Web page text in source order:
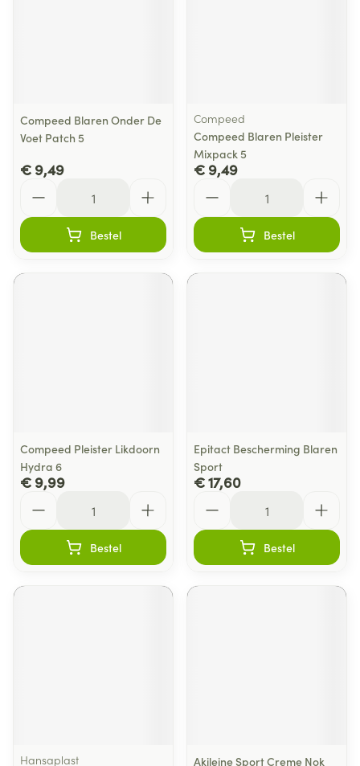
Compeed Blaren Onder De
Voet Patch 5
€ 9,49
Bestel
Compeed
Compeed Blaren Pleister
Mixpack 5
€ 9,49
Bestel
Compeed Pleister Likdoorn
Hydra 6
€ 9,99
Bestel
Epitact Bescherming Blaren
Sport
€ 17,60
Bestel
Hansaplast Akileine Sport Creme Nok